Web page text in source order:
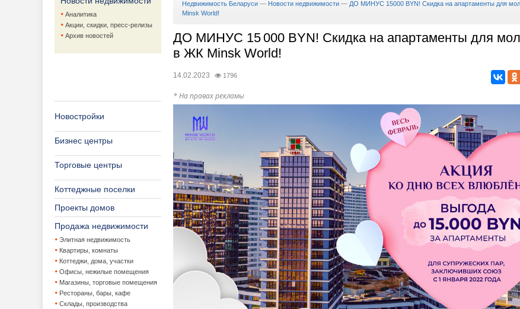
Аналитика
Акции, скидки, пресс-релизы
Архив новостей
Новостройки
Бизнес центры
Торговые центры
Коттеджные поселки
Проекты домов
Продажа недвижимости
Элитная недвижимость
Квартиры, комнаты
Коттеджи, дома, участки
Офисы, нежилые помещения
Магазины, торговые помещения
Рестораны, бары, кафе
Склады, производства
Недвижимость Беларуси — Новости недвижимости — ДО МИНУС 15000 BYN! Скидка на апартаменты для
Minsk World!
ДО МИНУС 15 000 BYN! Скидка на апартаменты для
в ЖК Minsk World!
14.02.2023 1796
* На правах рекламы